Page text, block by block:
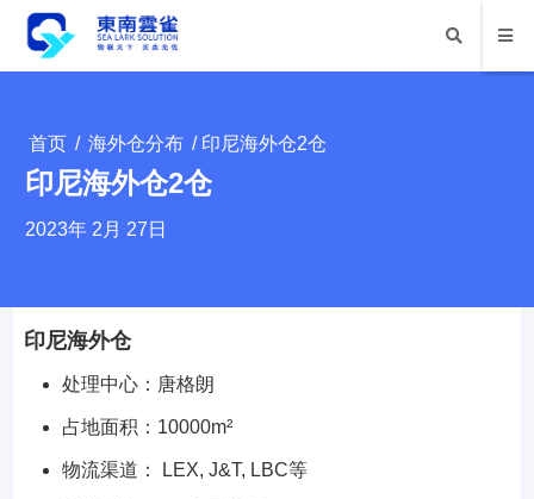
首页 / 海外仓分布 / 印尼海外仓2仓
印尼海外仓2仓
2023年 2月 27日
印尼海外仓
处理中心：唐格朗
占地面积：10000m²
物流渠道： LEX, J&T, LBC等